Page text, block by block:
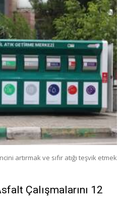
artırmak ve sıfır atığı teşvik etmek
Çalışmalarını 12